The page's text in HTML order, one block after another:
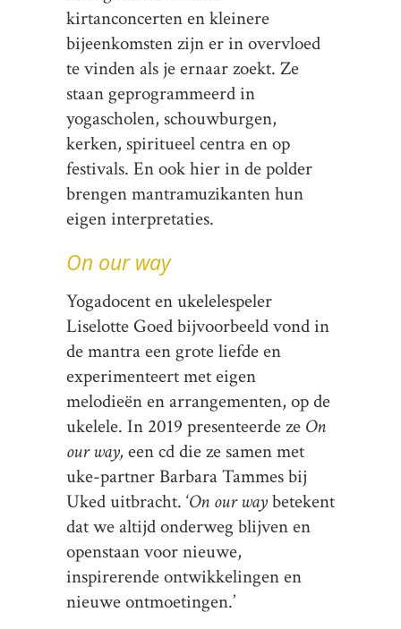
kirtanconcerten en kleinere
bijeenkomsten zijn er in overvloed
te vinden als je ernaar zoekt. Ze
staan geprogrammeerd in
yogascholen, schouwburgen,
kerken, spiritueel centra en op
festivals. En ook hier in de polder
brengen mantramuzikanten hun
eigen interpretaties.
On our way
Yogadocent en ukelelespeler
Liselotte Goed bijvoorbeeld vond in
de mantra een grote liefde en
experimenteert met eigen
melodieën en arrangementen, op de
ukelele. In 2019 presenteerde ze On
our way, een cd die ze samen met
uke-partner Barbara Tammes bij
Uked uitbracht. ‘On our waybetekent
dat we altijd onderweg blijven en
openstaan voor nieuwe,
inspirerende ontwikkelingen en
nieuwe ontmoetingen.’